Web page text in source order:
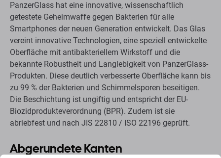
PanzerGlass hat eine innovative, wissenschaftlich
getestete Geheimwaffe gegen Bakterien für alle
Smartphones der neuen Generation entwickelt. Das Glas
vereint innovative Technologien, eine speziell entwickelte
Oberfläche mit antibakteriellem Wirkstoff und die
bekannte Robustheit und Langlebigkeit von PanzerGlass-
Produkten. Diese deutlich verbesserte Oberfläche kann bis
zu 99 % der Bakterien und Schimmelsporen beseitigen.
Die Beschichtung ist ungiftig und entspricht der EU-
Biozidprodukteverordnung (BPR). Zudem ist sie
abriebfest und nach JIS 22810 / ISO 22196 geprüft.
Abgerundete Kanten